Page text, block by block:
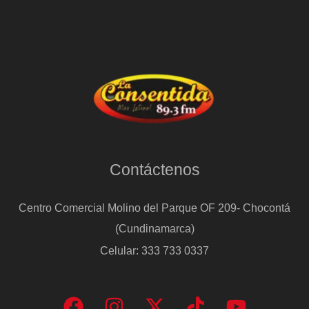
Contáctenos
Centro Comercial Molino del Parque OF 209- Chocontá
(Cundinamarca)
Celular: 333 733 0337